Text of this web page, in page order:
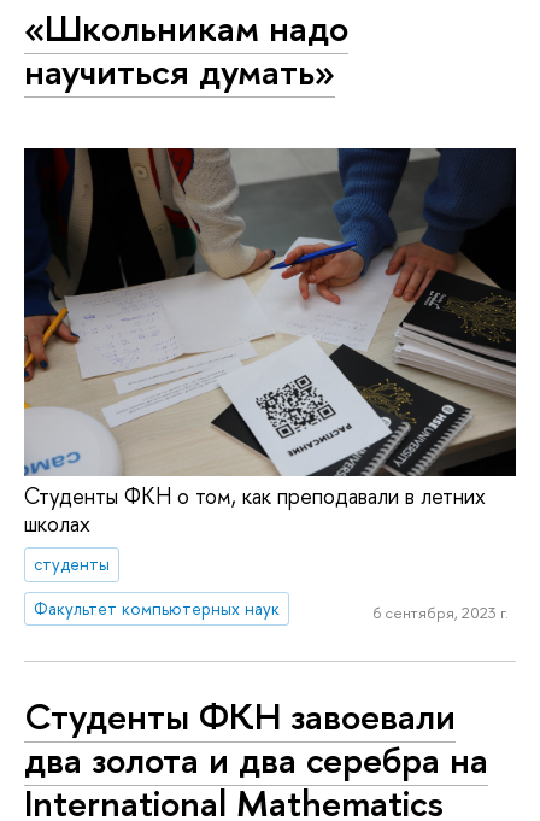
«Школьникам надо
научиться думать»
Студенты ФКН о том, как преподавали в летних
школах
студенты
Факультет компьютерных наук
6 сентября, 2023 г.
Студенты ФКН завоевали
два золота и два серебра на
International Mathematics